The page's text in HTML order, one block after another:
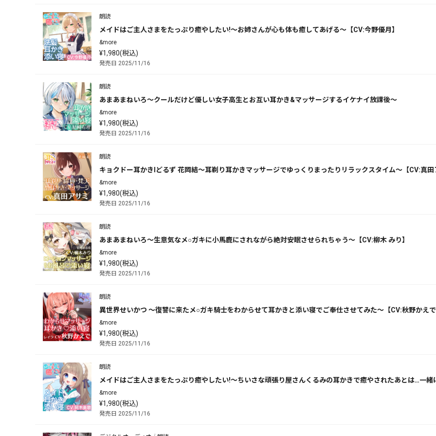
朗読
メイドはご主人さまをたっぷり癒やしたい!～お姉さんが心も体も癒してあげる～【CV:今野優月】
&more
¥1,980(税込)
発売日 2025/11/16
朗読
あまあまねいろ～クールだけど優しい女子高生とお互い耳かき&マッサージするイケナイ放課後～
&more
¥1,980(税込)
発売日 2025/11/16
朗読
キョクドー耳かきIどるず 花岡結～耳剃り耳かきマッサージでゆっくりまったりリラックスタイム～【CV:真田
&more
¥1,980(税込)
発売日 2025/11/16
朗読
あまあまねいろ～生意気なメ○ガキに小馬鹿にされながら絶対安眠させられちゃう～【CV:柳木 みり】
&more
¥1,980(税込)
発売日 2025/11/16
朗読
異世界せいかつ ～復讐に来たメ○ガキ騎士をわからせて耳かきと添い寝でご奉仕させてみた～【CV:秋野かえ
&more
¥1,980(税込)
発売日 2025/11/16
朗読
メイドはご主人さまをたっぷり癒やしたい!～ちいさな頑張り屋さんくるみの耳かきで癒やされたあとは…一
&more
¥1,980(税込)
発売日 2025/11/16